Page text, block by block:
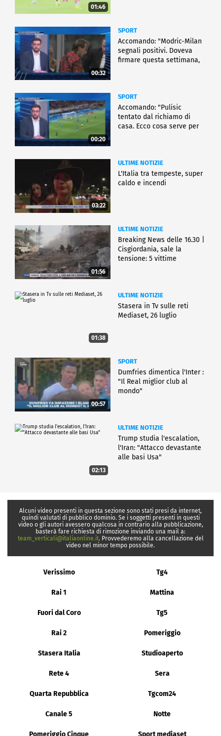
01:46
00:32
SPORT
Accomando: "Modric-Milan
segnali positivi. Doveva
firmare questa settimana,
00:20
SPORT
Accomando: "Pulisic
tentato dal richiamo di
casa. Ecco cosa serve per
03:22
ULTIME NOTIZIE
L'Italia tra tempeste, super
caldo e incendi
01:56
ULTIME NOTIZIE
Breaking News delle 16.30 |
Cisgiordania, sale la
tensione: 5 vittime
01:38
ULTIME NOTIZIE
Stasera in Tv sulle reti
Mediaset, 26 luglio
00:57
SPORT
Dumfries dimentica l'Inter :
"Il Real miglior club al
mondo"
02:13
ULTIME NOTIZIE
Trump studia l'escalation,
l'Iran: "Attacco devastante
alle basi Usa"
Alcuni video presenti in questa sezione sono stati presi da internet,
quindi valutati di pubblico dominio. Se i soggetti presenti in questi
video o gli autori avessero qualcosa in contrario alla pubblicazione,
basterà fare richiesta di rimozione inviando una mail a:
team_verticali@italiaonline.it. Provvederemo alla cancellazione del
video nel minor tempo possibile.
Verissimo Tg4
Rai 1 Mattina
Fuori dal Coro Tg5
Rai 2 Pomeriggio
Stasera Italia Studioaperto
Rete 4 Sera
Quarta Repubblica Tgcom24
Canale 5 Notte